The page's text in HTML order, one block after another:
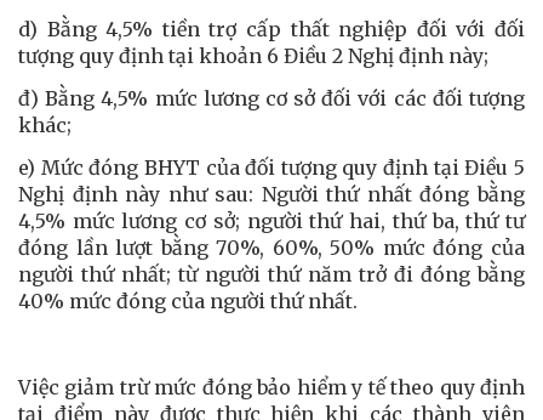
d) Bằng 4,5% tiền trợ cấp thất nghiệp đối với đối
tượng quy định tại khoản 6 Điều 2 Nghị định này;
đ) Bằng 4,5% mức lương cơ sở đối với các đối tượng
khác;
e) Mức đóng BHYT của đối tượng quy định tại Điều 5
Nghị định này như sau: Người thứ nhất đóng bằng
4,5% mức lương cơ sở; người thứ hai, thứ ba, thứ tư
đóng lần lượt bằng 70%, 60%, 50% mức đóng của
người thứ nhất; từ người thứ năm trở đi đóng bằng
40% mức đóng của người thứ nhất.
Việc giảm trừ mức đóng bảo hiểm y tế theo quy định
tại điểm này được thực hiện khi các thành viên